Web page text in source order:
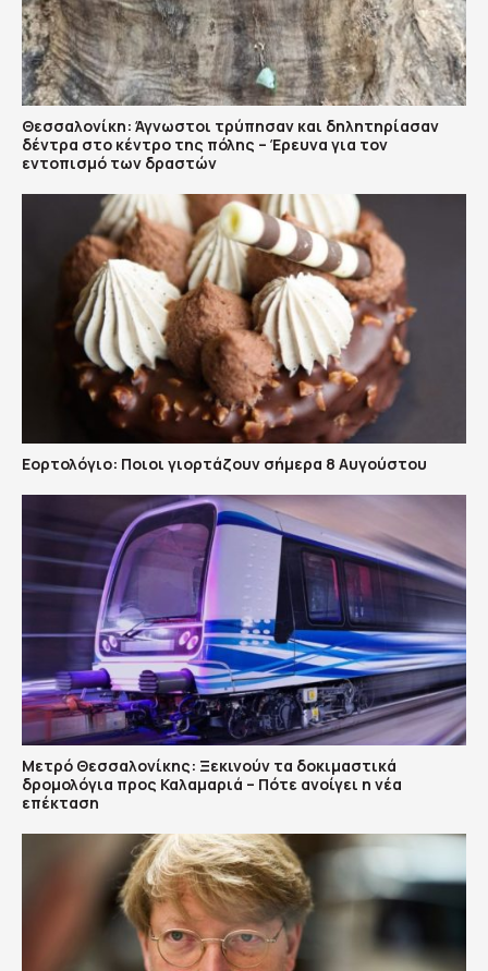
Θεσσαλονίκη: Άγνωστοι τρύπησαν και δηλητηρίασαν
δέντρα στο κέντρο της πόλης – Έρευνα για τον
εντοπισμό των δραστών
Εορτολόγιο: Ποιοι γιορτάζουν σήμερα 8 Αυγούστου
Μετρό Θεσσαλονίκης: Ξεκινούν τα δοκιμαστικά
δρομολόγια προς Καλαμαριά – Πότε ανοίγει η νέα
επέκταση